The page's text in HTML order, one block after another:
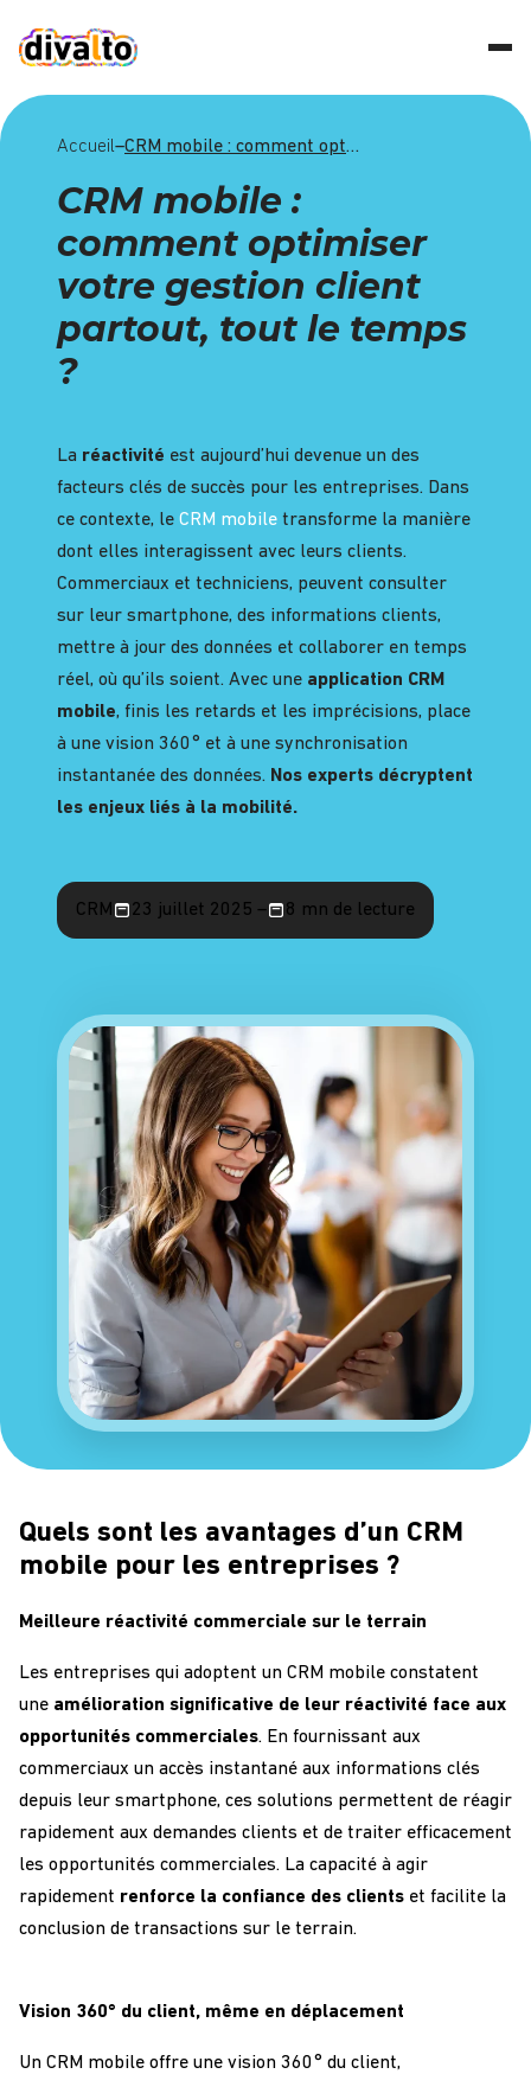
Accueil– CRM mobile : comment optimiser votre gestion client partout, tout le temps ?
CRM mobile :
comment optimiser
votre gestion client
partout, tout le temps
?
La réactivité est aujourd’hui devenue un des
facteurs clés de succès pour les entreprises. Dans
ce contexte, le CRM mobile transforme la manière
dont elles interagissent avec leurs clients.
Commerciaux et techniciens, peuvent consulter
sur leur smartphone, des informations clients,
mettre à jour des données et collaborer en temps
réel, où qu’ils soient. Avec une application CRM
mobile, finis les retards et les imprécisions, place
à une vision 360° et à une synchronisation
instantanée des données. Nos experts décryptent
les enjeux liés à la mobilité.
CRM 23 juillet 2025 – 8 mn de lecture
Quels sont les avantages d’un CRM
mobile pour les entreprises ?
Meilleure réactivité commerciale sur le terrain
Les entreprises qui adoptent un CRM mobile constatent
une amélioration significative de leur réactivité face aux
opportunités commerciales. En fournissant aux
commerciaux un accès instantané aux informations clés
depuis leur smartphone, ces solutions permettent de réagir
rapidement aux demandes clients et de traiter efficacement
les opportunités commerciales. La capacité à agir
rapidement renforce la confiance des clients et facilite la
conclusion de transactions sur le terrain.
Vision 360° du client, même en déplacement
Un CRM mobile offre une vision 360° du client,